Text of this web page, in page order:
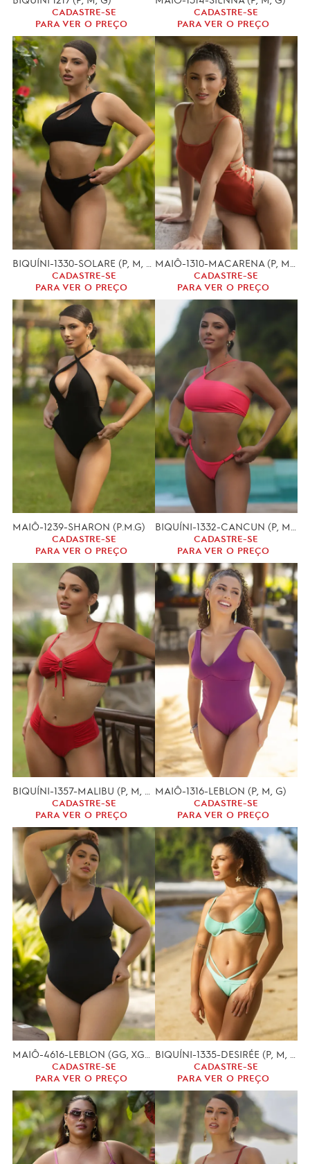
CADASTRE-SE
PARA VER O PREÇO
CADASTRE-SE
PARA VER O PREÇO
CADASTRE-SE
PARA VER O PREÇO
CADASTRE-SE
PARA VER O PREÇO
MAIÔ-1239-SHARON (P.M.G)
CADASTRE-SE
PARA VER O PREÇO
CADASTRE-SE
PARA VER O PREÇO
CADASTRE-SE
PARA VER O PREÇO
MAIÔ-1316-LEBLON (P, M, G)
CADASTRE-SE
PARA VER O PREÇO
CADASTRE-SE
PARA VER O PREÇO
CADASTRE-SE
PARA VER O PREÇO